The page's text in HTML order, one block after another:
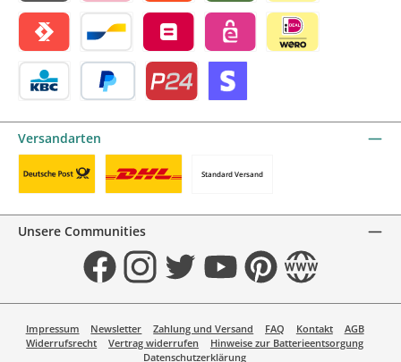
Blik by mollieKlarna by mollieAlma by mollieRiverty by mollie
Wero
Satispay by mollieBancontact by mollie
Belfius by mollieeps by mollie
Versandarten
Standard Versand
Unsere Communities
FacebookInstagramTwitter YouTubePinterestWebsite
Impressum Newsletter Zahlung und Versand FAQ Kontakt
AGB
Widerrufsrecht
Vertrag widerrufen
Hinweise zur Batterieentsorgung
Datenschutzerklärung